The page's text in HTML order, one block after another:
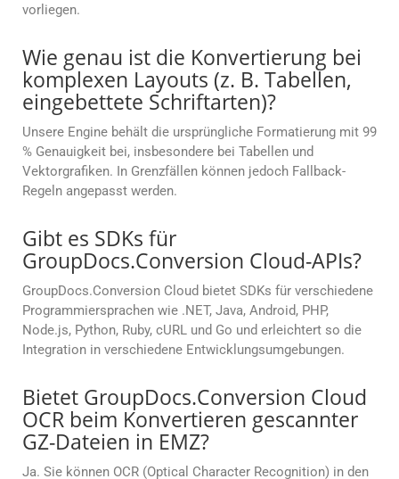
vorliegen.
Wie genau ist die Konvertierung bei
komplexen Layouts (z. B. Tabellen,
eingebettete Schriftarten)?
Unsere Engine behält die ursprüngliche Formatierung mit 99
% Genauigkeit bei, insbesondere bei Tabellen und
Vektorgrafiken. In Grenzfällen können jedoch Fallback-
Regeln angepasst werden.
Gibt es SDKs für
GroupDocs.Conversion Cloud-APIs?
GroupDocs.Conversion Cloud bietet SDKs für verschiedene
Programmiersprachen wie .NET, Java, Android, PHP,
Node.js, Python, Ruby, cURL und Go und erleichtert so die
Integration in verschiedene Entwicklungsumgebungen.
Bietet GroupDocs.Conversion Cloud
OCR beim Konvertieren gescannter
GZ-Dateien in EMZ?
Ja. Sie können OCR (Optical Character Recognition) in den